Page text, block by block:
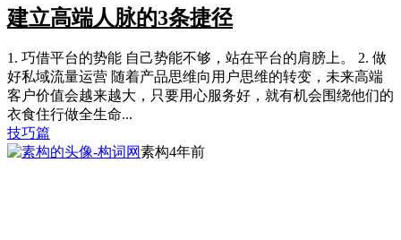
建立高端人脉的3条捷径
1. 巧借平台的势能 自己势能不够，站在平台的肩膀上。 2. 做
好私域流量运营 随着产品思维向用户思维的转变，未来高端
客户价值会越来越大，只要用心服务好，就有机会围绕他们的
衣食住行做全生命...
技巧篇
素构4年前